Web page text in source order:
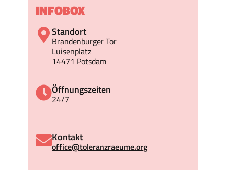
INFOBOX
Standort
Brandenburger Tor
Luisenplatz
14471 Potsdam
Öffnungszeiten
24/7
Kontakt
office@toleranzraeume.org